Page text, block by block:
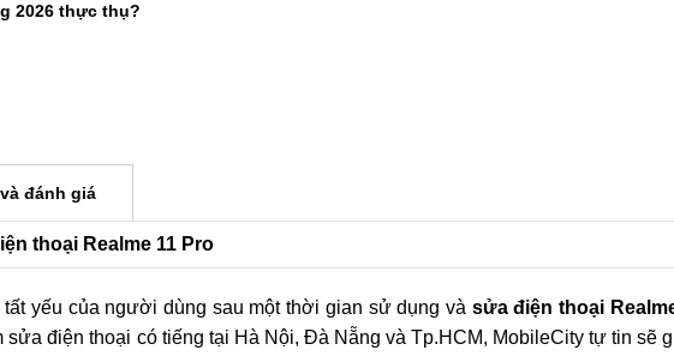
2026 thực thụ?
đánh giá
thoại Realme 11 Pro
yếu của người dùng sau một thời gian sử dụng và sửa điện thoại
điện thoại có tiếng tại Hà Nội, Đà Nẵng và Tp.HCM, MobileCity tự tin sẽ